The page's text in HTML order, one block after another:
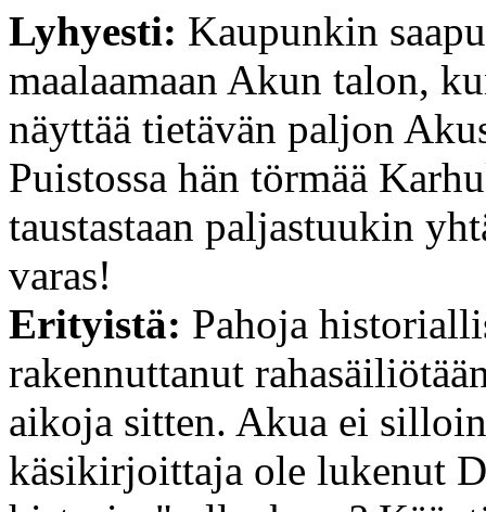
Lyhyesti: Kaupunkin
maalaamaan Akun talon,
näyttää tietävän paljon
Puistossa hän törmää
taustastaan paljastuukin
varas!
Erityistä: Pahoja
rakennuttanut
aikoja sitten. Akua ei
käsikirjoittaja ole lukenut